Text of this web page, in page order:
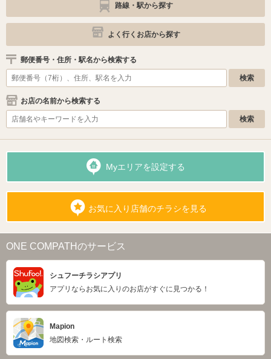
路線・駅から探す
よく行くお店から探す
郵便番号・住所・駅名から検索する
お店の名前から検索する
Myエリアを設定する
お気に入り店舗のチラシを見る
ONE COMPATHのサービス
シュフーチラシアプリ
アプリならお気に入りのお店がすぐに見つかる！
Mapion
地図検索・ルート検索